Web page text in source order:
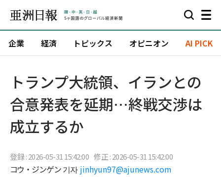
企業 経済 トピックス オピニオン AI PICK
トランプ大統領、イランとの
合意発表を延期…終戦交渉は
成立するか
登録 : 2026-05-31 15:42:00 修正 : 2026-05-31 15:42:00
コウ・ジンゲン 기자 jinhyun97@ajunews.com